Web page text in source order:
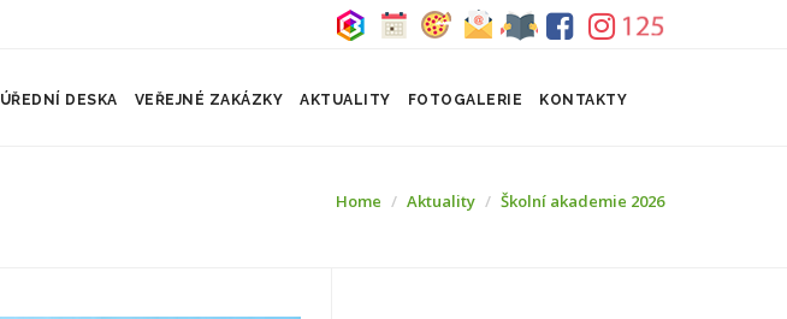
ÚŘEDNÍ DESKA VEŘEJNÉ ZAKÁZKY AKTUALITY FOTOGALERIE KONTAKTY
Home Aktuality Školní akademie 2026